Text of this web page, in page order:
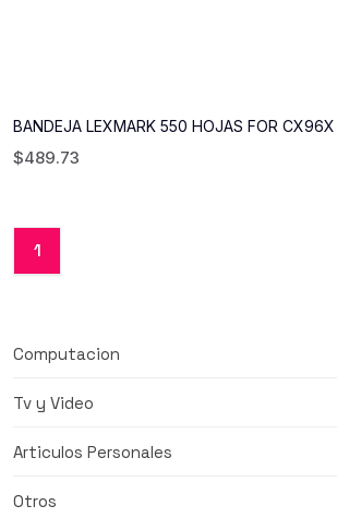
Computacion
Tv y Video
Articulos Personales
Otros
BANDEJA LEXMARK 550 HOJAS FOR CX96X
$489.73
1